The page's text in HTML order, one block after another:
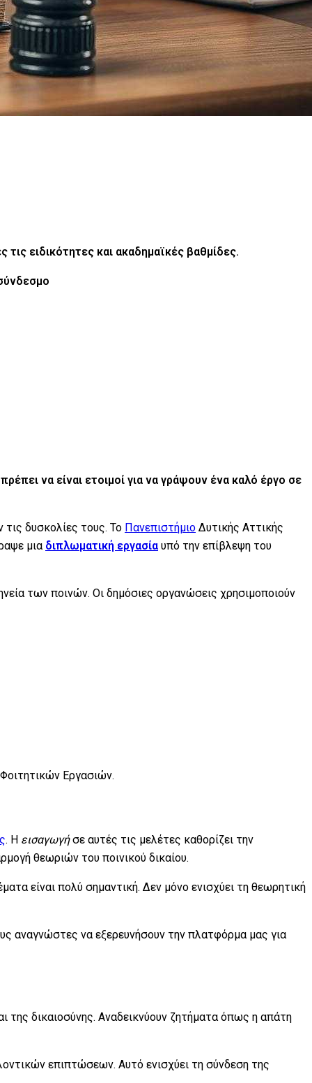
τις ειδικότητες και ακαδημαϊκές βαθμίδες.
να είναι ετοιμοί για να γράψουν ένα καλό έργο σε
τις δυσκολίες τους. Το Πανεπιστήμιο Δυτικής Αττικής
μια διπλωματική εργασία υπό την επίβλεψη του
των ποινών. Οι δημόσιες οργανώσεις χρησιμοποιούν
Εργασιών.
. Η εισαγωγήσε αυτές τις μελέτες καθορίζει την
θεωριών του ποινικού δικαίου.
είναι πολύ σημαντική. Δεν μόνο ενισχύει τη θεωρητική
αναγνώστες να εξερευνήσουν την πλατφόρμα μας για
της δικαιοσύνης. Αναδεικνύουν ζητήματα όπως η απάτη
επιπτώσεων. Αυτό ενισχύει τη σύνδεση της